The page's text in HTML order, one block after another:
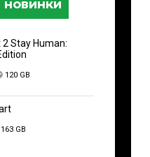
2 Stay Human:
120 GB
163 GB